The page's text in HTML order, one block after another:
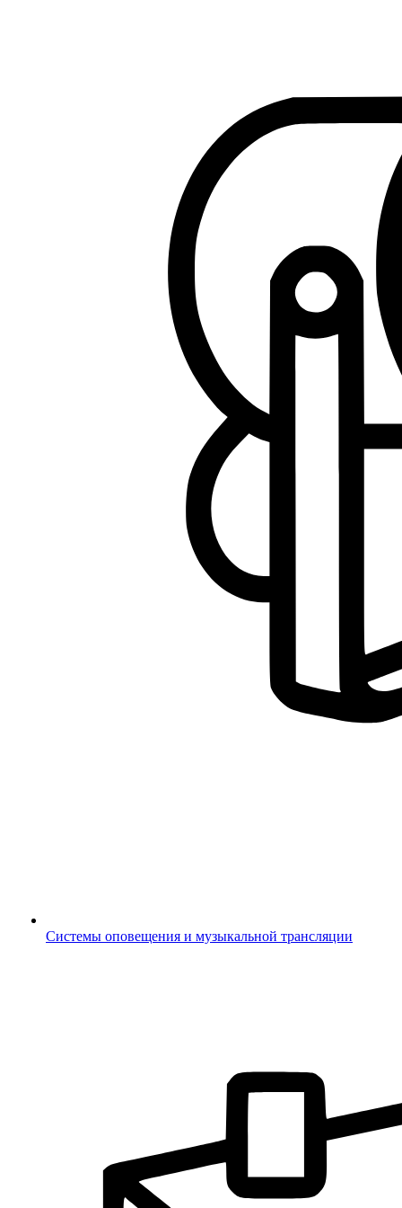
Системы оповещения и музыкальной трансляции